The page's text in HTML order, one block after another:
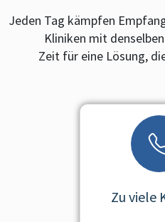
Jeden Tag kämpfen
Kliniken mit
Zeit für eine Lösung,
Zu viele